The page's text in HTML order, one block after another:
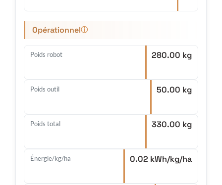
Opérationnelⓘ
Poids robot 280.00 kg
Poids outil 50.00 kg
Poids total 330.00 kg
Énergie/kg/ha 0.02 kWh/kg/ha